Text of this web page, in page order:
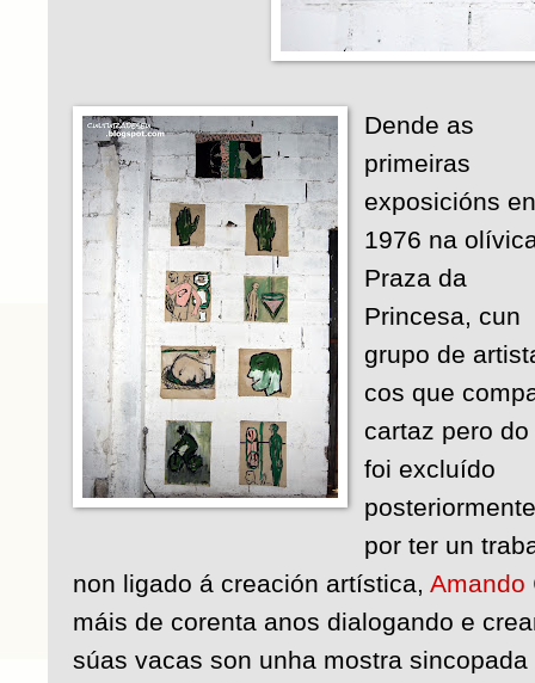
Dende as
primeiras
exposicións en
1976 na
Praza da
Princesa, cun
grupo de
cos que
cartaz pero do
foi excluído
posteriormente
por ter un
non ligado á creación artística, Amando
máis de corenta anos dialogando e
súas vacas son unha mostra